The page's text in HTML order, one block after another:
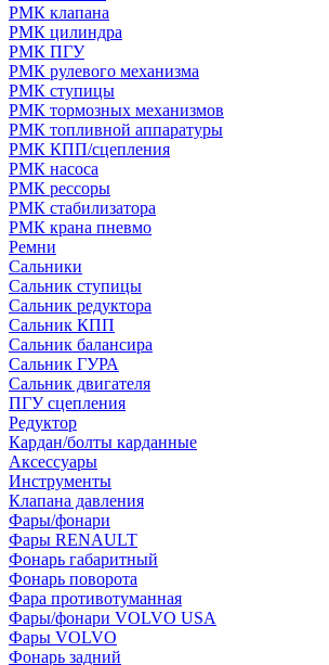
РМК клапана
РМК цилиндра
РМК ПГУ
РМК рулевого механизма
РМК ступицы
РМК тормозных механизмов
РМК топливной аппаратуры
РМК КПП/сцепления
РМК насоса
РМК рессоры
РМК стабилизатора
РМК крана пневмо
Ремни
Сальники
Сальник ступицы
Сальник редуктора
Сальник КПП
Сальник балансира
Сальник ГУРА
Сальник двигателя
ПГУ сцепления
Редуктор
Кардан/болты карданные
Аксессуары
Инструменты
Клапана давления
Фары/фонари
Фары RENAULT
Фонарь габаритный
Фонарь поворота
Фара противотуманная
Фары/фонари VOLVO USA
Фары VOLVO
Фонарь задний